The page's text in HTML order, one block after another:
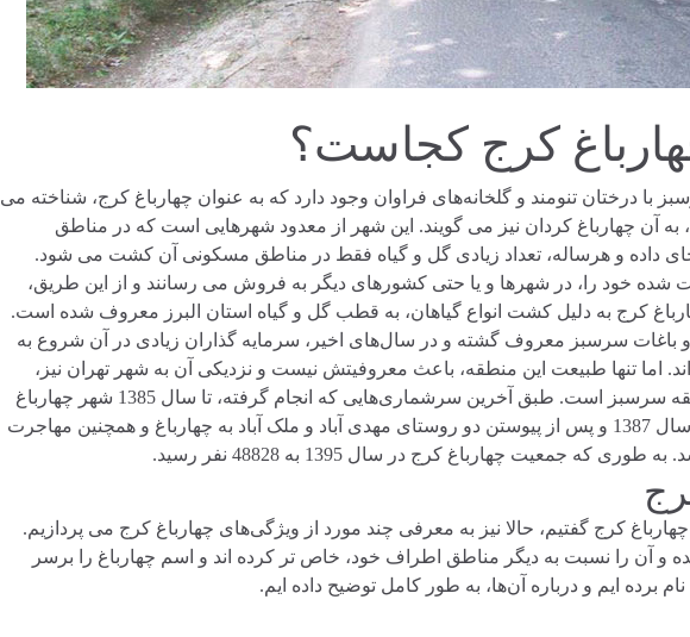
کرج کجاست؟
با درختان تنومند و گلخانه‌های فراوان وجود دارد که به عنوان چهارباغ کرج، شناخته می
به آن چهارباغ کردان نیز می گویند. این شهر از معدود شهرهایی است که در مناطق
داده و هرساله، تعداد زیادی گل و گیاه فقط در مناطق مسکونی آن کشت می شود.
شده خود را، در شهرها و یا حتی کشورهای دیگر به فروش می رسانند و از این طریق،
کرج به دلیل کشت انواع گیاهان، به قطب گل و گیاه استان البرز معروف شده است.
و باغات سرسبز معروف گشته و در سال‌های اخیر، سرمایه گذاران زیادی در آن شروع به
اما تنها طبیعت این منطقه، باعث معروفیتش نیست و نزدیکی آن به شهر تهران نیز،
یکی از مهم ترین دلایل معروفیت این منطقه سرسبز است. طبق آخرین سرشماری‌هایی که انجام گرفته، تا سال 1385 شهر چهارباغ
تنها حدود 5600 نفر جمعیت داشت. اما در سال 1387 و پس از پیوستن دو روستای مهدی آباد و ملک آباد به چهارباغ و همچنین مهاجرت‌
جمعیت چهارباغ کرج در سال 1395 به 48828 نفر رسید.
کرج گفتیم، حالا نیز به معرفی چند مورد از ویژگی‌‌های چهارباغ کرج می پردازیم.
و آن را نسبت به دیگر مناطق اطراف خود، خاص تر کرده اند و اسم چهارباغ را برسر